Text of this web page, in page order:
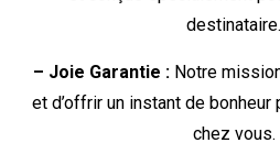
destinataire.
– Joie Garantie :Notre
et d’offrir un instant de
chez vous.